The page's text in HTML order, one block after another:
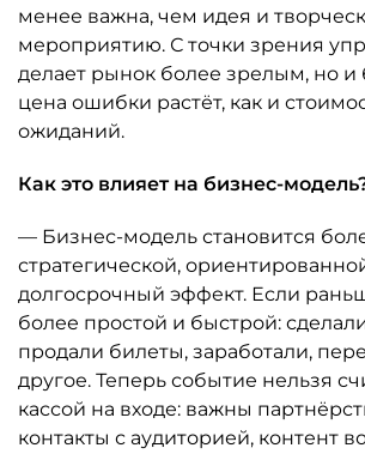
менее важна, чем идея и
мероприятию. С точки зрения
делает рынок более зрелым, но и
цена ошибки растёт, как и
ожиданий.
Как это влияет на бизнес-
— Бизнес-модель становится
стратегической,
долгосрочный эффект. Если
более простой и быстрой:
продали билеты, заработали,
другое. Теперь событие нельзя
кассой на входе: важны
контакты с аудиторией, контент